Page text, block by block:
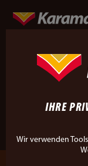
IHRE
Wir verwenden
RAN AN